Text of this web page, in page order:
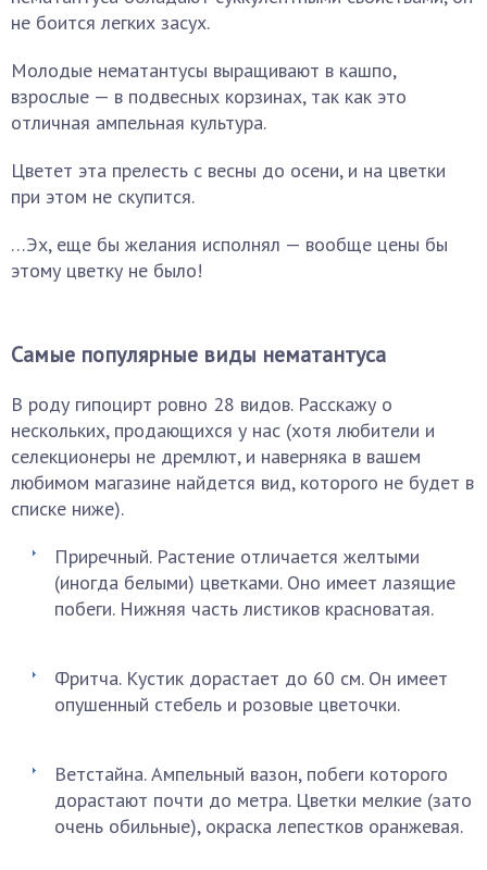
не боится легких засух.
Молодые нематантусы выращивают в кашпо,
взрослые — в подвесных корзинах, так как это
отличная ампельная культура.
Цветет эта прелесть с весны до осени, и на цветки
при этом не скупится.
…Эх, еще бы желания исполнял — вообще цены бы
этому цветку не было!
Самые популярные виды нематантуса
В роду гипоцирт ровно 28 видов. Расскажу о
нескольких, продающихся у нас (хотя любители и
селекционеры не дремлют, и наверняка в вашем
любимом магазине найдется вид, которого не будет в
списке ниже).
Приречный. Растение отличается желтыми
(иногда белыми) цветками. Оно имеет лазящие
побеги. Нижняя часть листиков красноватая.
Фритча. Кустик дорастает до 60 см. Он имеет
опушенный стебель и розовые цветочки.
Ветстайна. Ампельный вазон, побеги которого
дорастают почти до метра. Цветки мелкие (зато
очень обильные), окраска лепестков оранжевая.